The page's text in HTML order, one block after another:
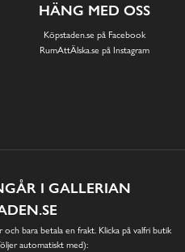
HÄNG MED OSS
Köpstaden.se på Facebook
RumAttÄlska.se på Instagram
I GALLERIAN
bara betala en frakt. Klicka på valfri butik
automatiskt med):